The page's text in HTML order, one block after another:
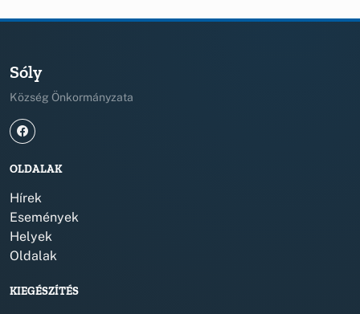
Sóly
Község Önkormányzata
OLDALAK
Hírek
Események
Helyek
Oldalak
KIEGÉSZÍTÉS